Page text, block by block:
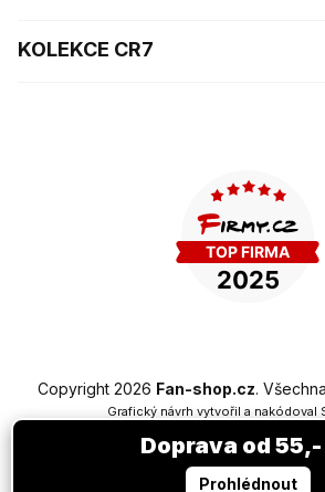
KOLEKCE CR7
Vytvořil Shoptet
Copyright 2026 Fan-shop.cz.
Grafický návrh vytvořil a nakódoval
Doprava od 55,-
Prohlédnout